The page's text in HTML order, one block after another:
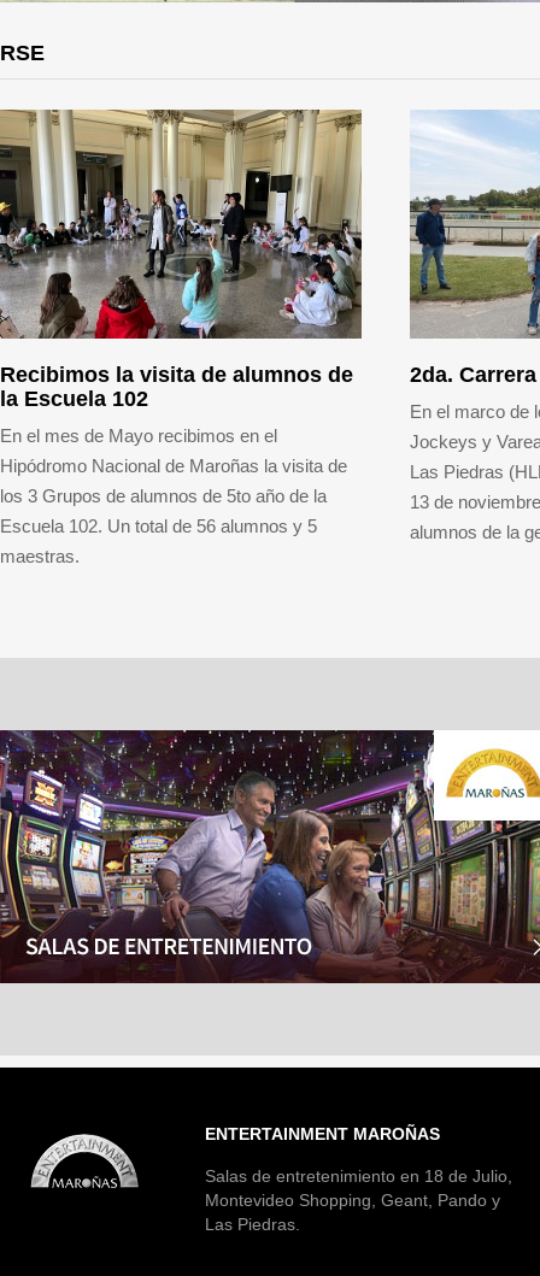
RSE
Recibimos la visita de alumnos de
la Escuela 102
En el mes de Mayo recibimos en el
Hipódromo Nacional de Maroñas la visita de
los 3 Grupos de alumnos de 5to año de la
Escuela 102. Un total de 56 alumnos y 5
maestras.
2da.
En el marco de
Jockeys y
Las Piedras
13 de
alumnos de la
ENTERTAINMENT MAROÑAS
Salas de entretenimiento en 18 de Julio,
Montevideo Shopping, Geant, Pando y
Las Piedras.